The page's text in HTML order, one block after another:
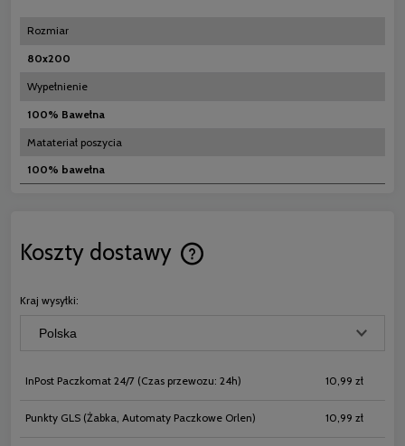
Rozmiar
80x200
Wypełnienie
100% Bawełna
Matateriał poszycia
100% bawełna
Koszty dostawy
Cena nie zawiera ewentualnych
Kraj wysyłki:
InPost Paczkomat 24/7 (Czas przewozu: 24h) 10,99 zł
Punkty GLS (Żabka, Automaty Paczkowe Orlen) 10,99 zł